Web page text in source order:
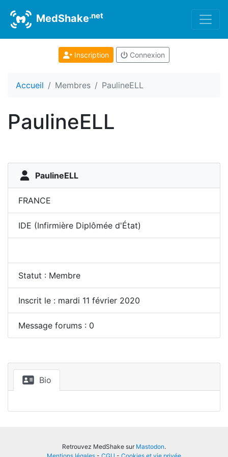
MedShake.net
Inscription Connexion
Accueil Membres PaulineELL
PaulineELL
PaulineELL
FRANCE
IDE (Infirmière Diplômée d'État)
Statut : Membre
Inscrit le : mardi 11 février 2020
Message forums : 0
Bio
Retrouvez MedShake sur Mastodon.